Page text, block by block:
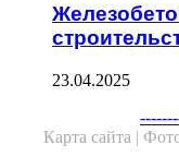
23.04.2025
Карта сайта |